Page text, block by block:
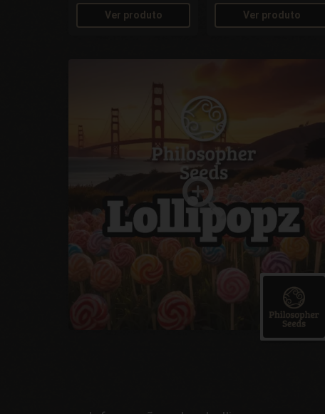
Ver produto Ver produto